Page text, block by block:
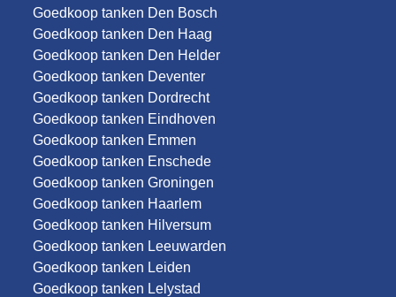
Goedkoop tanken Den Bosch
Goedkoop tanken Den Haag
Goedkoop tanken Den Helder
Goedkoop tanken Deventer
Goedkoop tanken Dordrecht
Goedkoop tanken Eindhoven
Goedkoop tanken Emmen
Goedkoop tanken Enschede
Goedkoop tanken Groningen
Goedkoop tanken Haarlem
Goedkoop tanken Hilversum
Goedkoop tanken Leeuwarden
Goedkoop tanken Leiden
Goedkoop tanken Lelystad